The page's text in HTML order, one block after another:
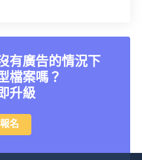
有廣告的情況下
檔案嗎？
升級
報名